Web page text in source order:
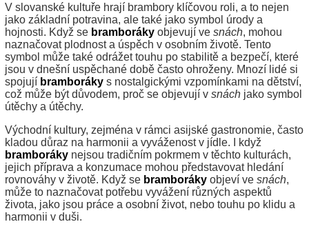
V slovanské kultuře hrají brambory klíčovou roli, a to nejen
jako základní potravina, ale také jako symbol úrody a
hojnosti. Když se bramboráky objevují ve snách, mohou
naznačovat plodnost a úspěch v osobním životě. Tento
symbol může také odrážet touhu po stabilitě a bezpečí, které
jsou v dnešní uspěchané době často ohroženy. Mnozí lidé si
spojují bramboráky s nostalgickými vzpomínkami na dětství,
což může být důvodem, proč se objevují v snách jako symbol
útěchy a útěchy.
Východní kultury, zejména v rámci asijské gastronomie, často
kladou důraz na harmonii a vyváženost v jídle. I když
bramboráky nejsou tradičním pokrmem v těchto kulturách,
jejich příprava a konzumace mohou představovat hledání
rovnováhy v životě. Když se bramboráky objeví ve snách,
může to naznačovat potřebu vyvážení různých aspektů
života, jako jsou práce a osobní život, nebo touhu po klidu a
harmonii v duši.